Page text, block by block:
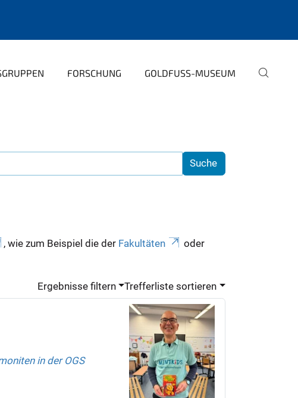
FORSCHUNG GOLDFUSS-MUSEUM
, wie zum Beispiel die der Fakultäten
oder
Ergebnisse filtern Trefferliste sortieren
in der OGS